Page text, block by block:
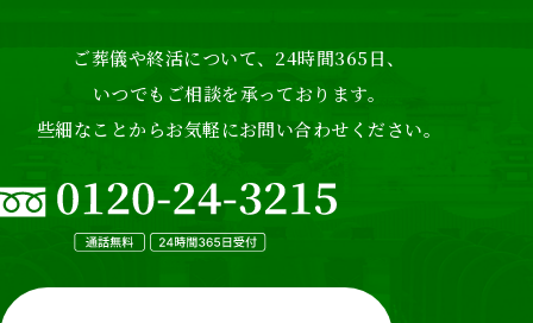
ご葬儀や終活について、24時間365日、
いつでもご相談を承っております。
些細なことからお気軽にお問い合わせください。